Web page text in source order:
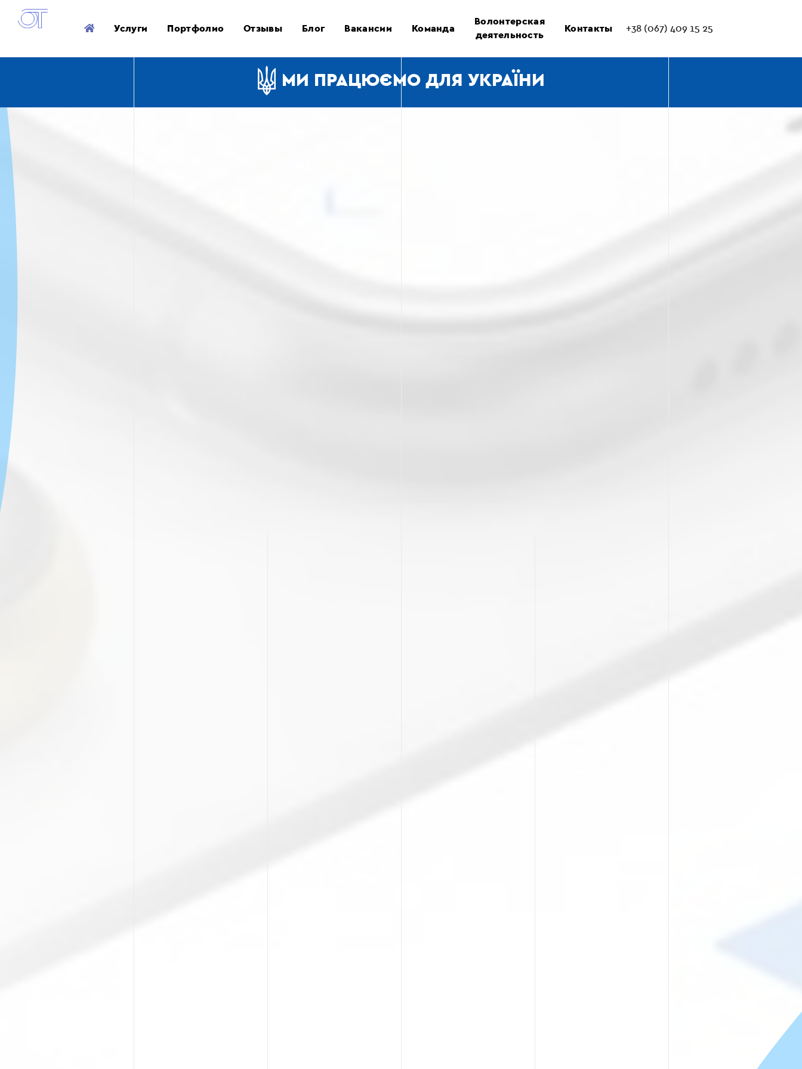
Услуги Портфолио Отзывы Блог Вакансии Команда
Волонтерская
деятельность
Контакты +38 (067) 409 15 25
МИ ПРАЦЮЄМО ДЛЯ УКРАЇНИ